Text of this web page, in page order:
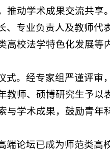
动学术成果交流共享。
专业负责人及教师代
高校法学特色化发展
式。经专家组严谨评
教师、硕博研究生予
与学术成果，鼓励青
端论坛已成为师范类高